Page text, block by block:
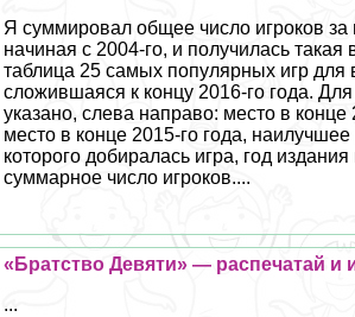
Я суммировал общее число игроков за
начиная с 2004-го, и получилась такая
таблица 25 самых популярных игр для
сложившаяся к концу 2016-го года.
указано, слева направо: место в конце
место в конце 2015-го года,
которого добиралась игра, год
суммарное число игроков....
«Братство Девяти» — распечатай и
...